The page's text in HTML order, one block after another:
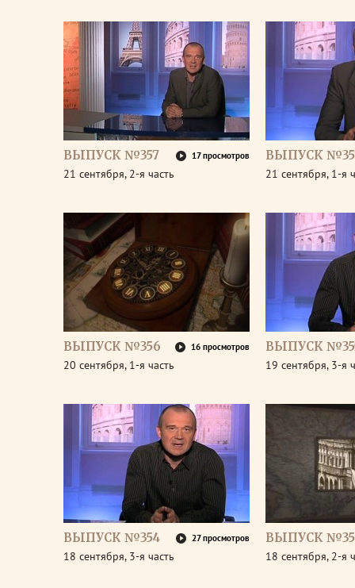
ВЫПУСК №357 17 просмотров
21 сентября, 2-я часть
ВЫПУСК
21 сентября, 1-я
ВЫПУСК №356 16 просмотров
20 сентября, 1-я часть
ВЫПУСК
19 сентября, 3-я
ВЫПУСК №354 27 просмотров
18 сентября, 3-я часть
ВЫПУСК
18 сентября, 2-я